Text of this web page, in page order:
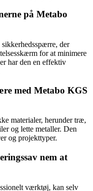
på Metabo
der
for at minimere
har den en effektiv
med Metabo KGS
materialer, herunder træ,
og lette metaller. Den
og projekttyper.
nem at
værktøj, kan selv